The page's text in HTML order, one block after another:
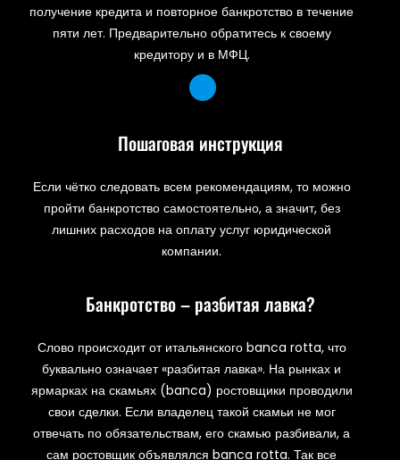
получение кредита и повторное банкротство в течение
пяти лет. Предварительно обратитесь к своему
кредитору и в МФЦ.
Пошаговая инструкция
Если чётко следовать всем рекомендациям, то можно
пройти банкротство самостоятельно, а значит, без
лишних расходов на оплату услуг юридической
компании.
Банкротство – разбитая лавка?
Слово происходит от итальянского banca rotta, что
буквально означает «разбитая лавка». На рынках и
ярмарках на скамьях (banca) ростовщики проводили
свои сделки. Если владелец такой скамьи не мог
отвечать по обязательствам, его скамью разбивали, а
сам ростовщик объявлялся banca rotta. Так все